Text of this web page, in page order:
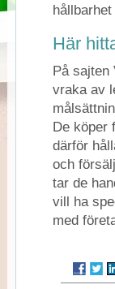
Här
På sajten
vraka av
De köper
därför
och
tar de
vill ha
med